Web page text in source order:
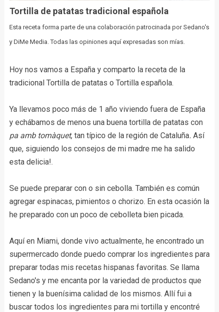
Tortilla de patatas tradicional española
Esta receta forma parte de una colaboración patrocinada por Sedano's
y DiMe Media. Todas las opiniones aquí expresadas son mías.
Hoy nos vamos a España y comparto la receta de la
tradicional Tortilla de patatas o Tortilla española.
Ya llevamos poco más de 1 año viviendo fuera de España
y echábamos de menos una buena tortilla de patatas con
pa amb tomàquet, tan típico de la región de Cataluña. Así
que, siguiendo los consejos de mi madre me ha salido
esta delicia!.
Se puede preparar con o sin cebolla. También es común
agregar espinacas, pimientos o chorizo. En esta ocasión la
he preparado con un poco de cebolleta bien picada.
Aquí en Miami, donde vivo actualmente, he encontrado un
supermercado donde puedo comprar los ingredientes para
preparar todas mis recetas hispanas favoritas. Se llama
Sedano's y me encanta por la variedad de productos que
tienen y la buenísima calidad de los mismos. Allí fui a
buscar todos los ingredientes para mi tortilla y encontré